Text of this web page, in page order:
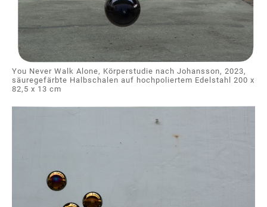
You Never Walk Alone, Körperstudie nach Johansson, 2023,
säuregefärbte Halbschalen auf hochpoliertem Edelstahl 200 x
82,5 x 13 cm